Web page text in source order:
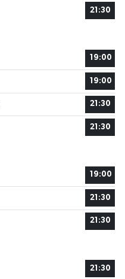
21:30
19:00
19:00
21:30
21:30
19:00
21:30
21:30
21:30